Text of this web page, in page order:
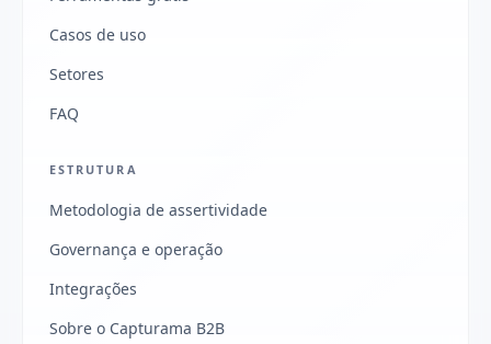
Casos de uso
Setores
FAQ
ESTRUTURA
Metodologia de assertividade
Governança e operação
Integrações
Sobre o Capturama B2B